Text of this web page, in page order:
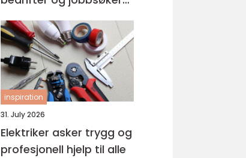
riktig match
inspiration
31. July 2026
Elektriker asker trygg og
profesjonell hjelp til alle